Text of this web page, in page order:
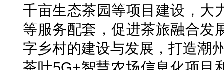
千亩生态茶园等项目建设，大
等服务配套，促进茶旅融合发
字乡村的建设与发展，打造潮